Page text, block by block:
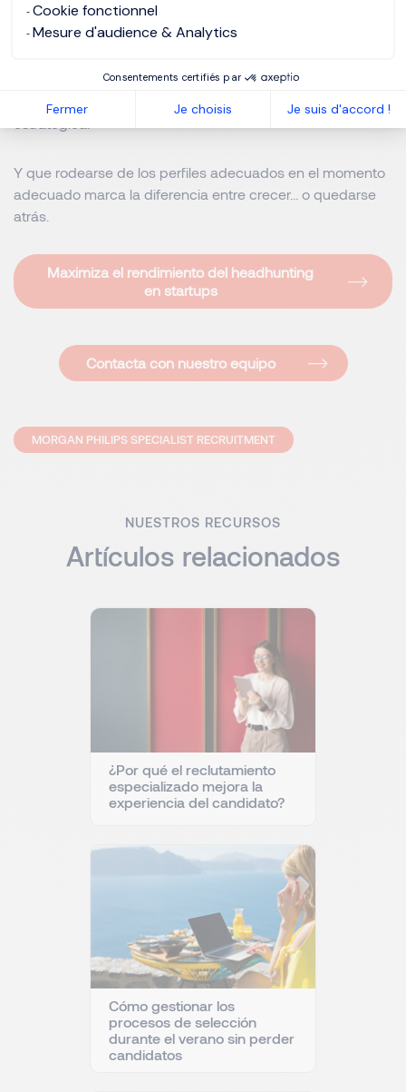
Cookie fonctionnel
Mesure d'audience & Analytics
Consentements certifiés par
Fermer Je choisis Je suis d'accord !
Las startups que realmente escalan no son las que
Son las que entienden que el talento es una inversión
Y que rodearse de los perfiles adecuados en el momento
adecuado marca la diferencia entre crecer… o quedarse
atrás.
Maximiza el rendimiento del headhunting
en startups
Contacta con nuestro equipo
MORGAN PHILIPS SPECIALIST RECRUITMENT
NUESTROS RECURSOS
Artículos relacionados
¿Por qué el reclutamiento
especializado mejora la
experiencia del candidato?
Cómo gestionar los
procesos de selección
durante el verano sin perder
candidatos